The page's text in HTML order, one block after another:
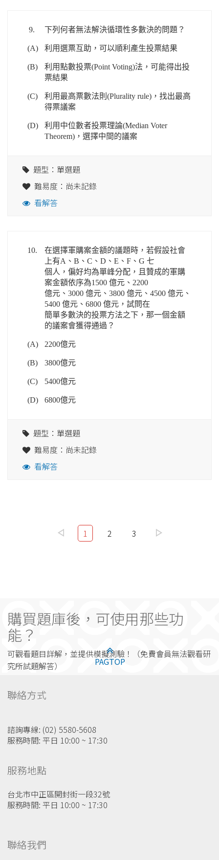
9. 下列何者無法解決循環性多數決的問題？
(A) 利用選票互助，可以順利產生投票結果
(B)
利用點數投票(Point Voting)法，可能得出投
票結果
(C)
利用最高票數法則(Plurality rule)，找出最高
得票議案
(D)
利用中位數者投票理論(Median Voter
Theorem)，選擇中間的議案
題型：單選題
難易度：尚未記錄
看解答
10.
在選擇軍購案金額的議題時，若假設社會
上有A、B、C、D、E、F、G 七
個人，偏好均為單峰分配，且贊成的軍購
案金額依序為1500 億元、2200
億元、3000 億元、3800 億元、4500 億元、
5400 億元、6800 億元，試問在
簡單多數決的投票方法之下，那一個金額
的議案會獲得通過？
(A) 2200億元
(B) 3800億元
(C) 5400億元
(D) 6800億元
題型：單選題
難易度：尚未記錄
看解答
1 2 3
購買題庫後，可使用那些功
能？
可觀看題目詳解，並提供模擬測驗！（免費會員無法觀看研
究所試題解答）
PAGTOP
聯絡方式
諮詢專線: (02) 5580-5608
服務時間: 平日 10:00 ~ 17:30
服務地點
台北市中正區開封街一段32號
服務時間: 平日 10:00 ~ 17:30
聯絡我們